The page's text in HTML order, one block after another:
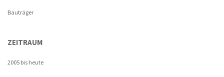
Bauträger
ZEITRAUM
2005 bis heute